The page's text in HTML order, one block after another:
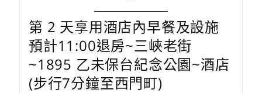
第 2 天享用酒店內早餐及設施
預計11:00退房~三峽老街
~1895 乙未保台紀念公園~酒店
(步行7分鐘至西門町)